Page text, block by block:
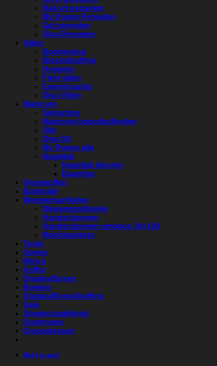
Nail art penselen
My Dream Penselen
Gel penselen
Diva Penselen
Vijlen
Boomerang
Blocks/buffers
Hygienic
Flexi vijlen
Emeryboards
Diva Vijlen
Manicure
Seduction
Manicure benodigdheden
Olie
Diva Oil
My Dream olie
Nagellak
Nagellak kleuren
Base/top
Vloeistoffen
Barbicide
Wegwerpartikelen
Wegwerpartikelen
Handschoenen
Handschoenen omdoos 10×100
Mondmaskers
Tools
Overig
Moyra
Koffer
Display/Boxes
Boeken
Display/Boxes/koffers
Sale
Stoelen/zadelkruk
Startersets
Groepslessen
Meld je aan!